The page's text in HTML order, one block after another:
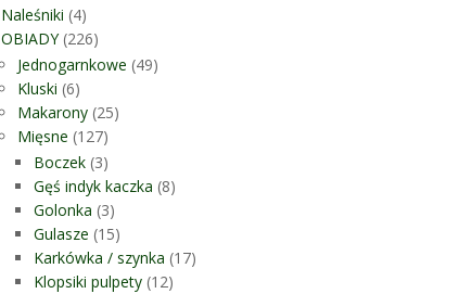
Naleśniki (4)
OBIADY(226)
Jednogarnkowe (49)
Kluski (6)
Makarony (25)
Mięsne (127)
Boczek (3)
Gęś indyk kaczka (8)
Golonka (3)
Gulasze (15)
Karkówka / szynka (17)
Klopsiki pulpety (12)